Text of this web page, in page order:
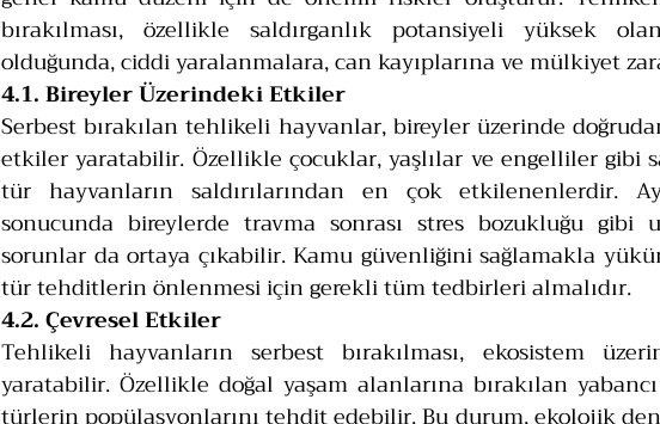
bırakılması, özellikle saldırganlık potansiyeli yüksek
olduğunda, ciddi yaralanmalara, can kayıplarına ve mülkiyet
4.1. Bireyler Üzerindeki Etkiler
Serbest bırakılan tehlikeli hayvanlar, bireyler üzerinde
etkiler yaratabilir. Özellikle çocuklar, yaşlılar ve engelliler gibi
tür hayvanların saldırılarından en çok etkilenenlerdir.
sonucunda bireylerde travma sonrası stres bozukluğu gibi
sorunlar da ortaya çıkabilir. Kamu güvenliğini sağlamakla
tür tehditlerin önlenmesi için gerekli tüm tedbirleri almalıdır.
4.2. Çevresel Etkiler
Tehlikeli hayvanların serbest bırakılması, ekosistem
yaratabilir. Özellikle doğal yaşam alanlarına bırakılan